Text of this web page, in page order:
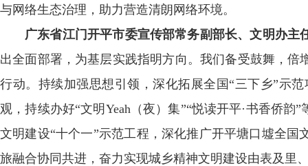
与网络生态治理，助力营造清朗网络环境。
广东省江门开平市委宣传部常务副部长、文明办主
出全面部署，为基层实践指明方向。我们备受鼓舞，
行动。持续加强思想引领，深化拓展全国“三下乡”示
观，持续办好“文明Yeah（夜）集”“悦读开平·书香侨
文明建设“十个一”示范工程，深化推广开平塘口墟全
旅融合协同共进，奋力实现城乡精神文明建设由表及